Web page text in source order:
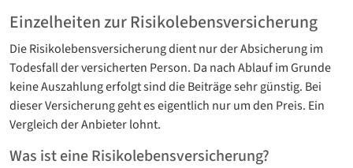
Einzelheiten zur Risikolebensversicherung
Die Risikolebensversicherung dient nur der Absicherung im
Todesfall der versicherten Person. Da nach Ablauf im Grunde
keine Auszahlung erfolgt sind die Beiträge sehr günstig. Bei
dieser Versicherung geht es eigentlich nur um den Preis. Ein
Vergleich der Anbieter lohnt.
Was ist eine Risikolebensversicherung?